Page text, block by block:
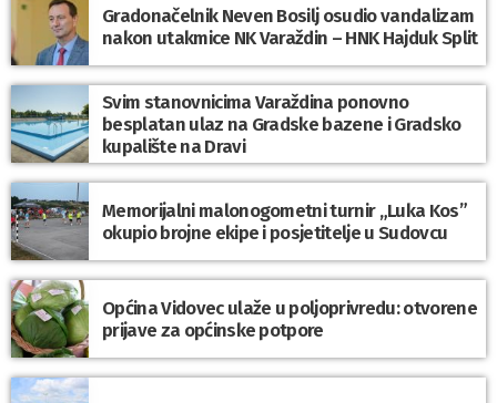
Gradonačelnik Neven Bosilj osudio vandalizam
nakon utakmice NK Varaždin – HNK Hajduk Split
Svim stanovnicima Varaždina ponovno
besplatan ulaz na Gradske bazene i Gradsko
kupalište na Dravi
Memorijalni malonogometni turnir „Luka Kos”
okupio brojne ekipe i posjetitelje u Sudovcu
Općina Vidovec ulaže u poljoprivredu: otvorene
prijave za općinske potpore